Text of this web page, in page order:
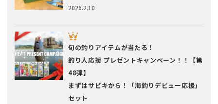
2026.2.10
旬の釣りアイテムが当たる！
釣り人応援 プレゼントキャンペーン！！【第
48弾】
まずはサビキから！「海釣りデビュー応援」
セット